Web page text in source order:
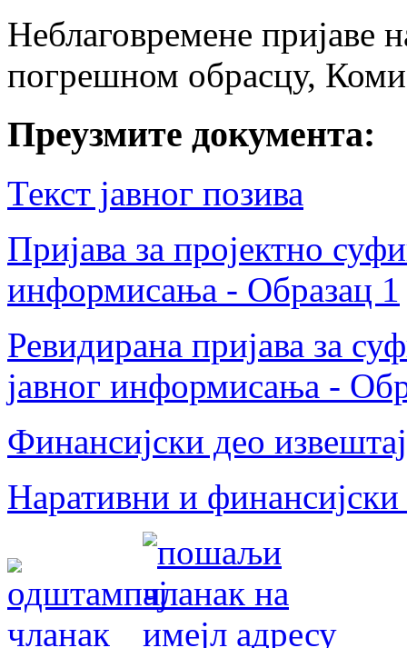
Неблаговремене пријаве
погрешном обрасцу,
Преузмите документа:
Текст јавног позива
Пријава за пројектно
информисања - Образац 1
Ревидирана пријава за
јавног информисања -
Финансијски део
Наративни и